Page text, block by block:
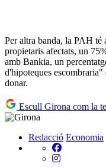
Per altra banda, la PAH té
propietaris afectats, un
amb Bankia, un
d'hipoteques escombraria"
donar.
Escull Girona com la
Redacció Economia